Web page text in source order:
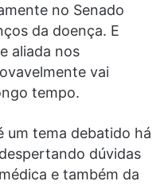
no Senado
da doença. E
aliada nos
vai
tempo.
um tema debatido há
dúvidas
e também da